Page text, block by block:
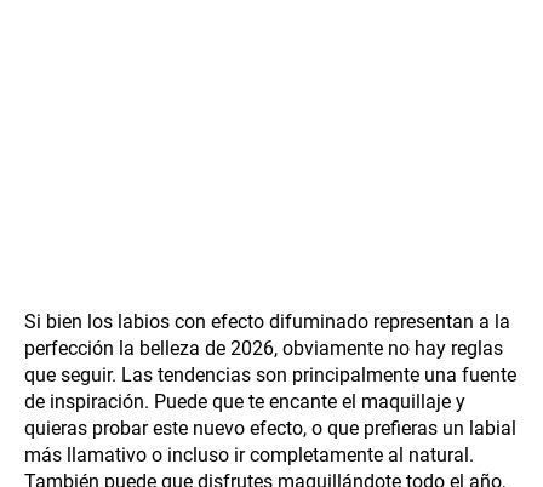
Si bien los labios con efecto difuminado representan a la
perfección la belleza de 2026, obviamente no hay reglas
que seguir. Las tendencias son principalmente una fuente
de inspiración. Puede que te encante el maquillaje y
quieras probar este nuevo efecto, o que prefieras un labial
más llamativo o incluso ir completamente al natural.
También puede que disfrutes maquillándote todo el año,